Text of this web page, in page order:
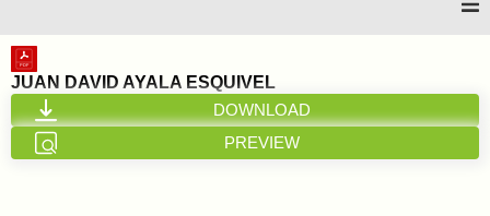
Inicio
Nosotros
JUAN DAVID AYALA ESQUIVEL
DOWNLOAD
PREVIEW